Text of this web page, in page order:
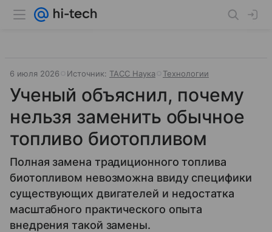
6 июля 2026 Источник: ТАСС Наука Технологии
Ученый объяснил, почему
нельзя заменить обычное
топливо биотопливом
Полная замена традиционного топлива
биотопливом невозможна ввиду специфики
существующих двигателей и недостатка
масштабного практического опыта
внедрения такой замены.